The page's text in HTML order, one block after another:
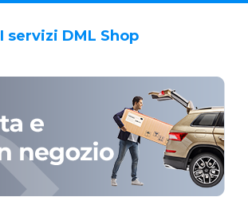
I servizi DML Shop